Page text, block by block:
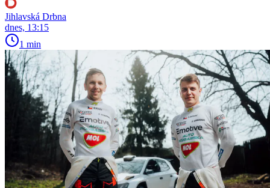
Jihlavská Drbna
dnes, 13:15
1 min